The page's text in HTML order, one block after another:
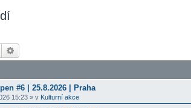
Hledat
#6 | 25.8.2026 | Praha
15:23 » v Kulturní akce